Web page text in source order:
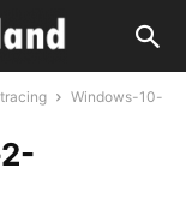
Windows-10-